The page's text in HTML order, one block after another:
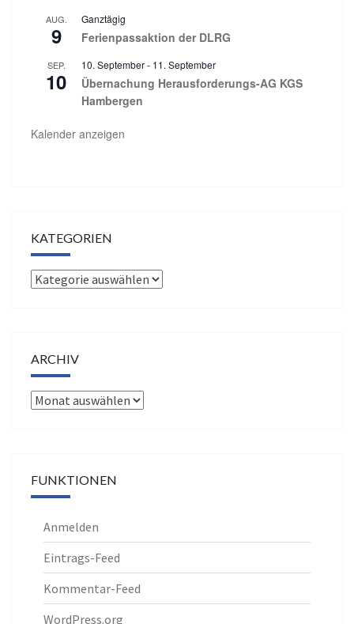
AUG.
9
Ganztägig
Ferienpassaktion der DLRG
SEP.
10
10. September- 11. September
Übernachung Herausforderungs-AG KGS
Hambergen
Kalender anzeigen
KATEGORIEN
Kategorien
ARCHIV
Archiv
FUNKTIONEN
Anmelden
Eintrags-Feed
Kommentar-Feed
WordPress.org